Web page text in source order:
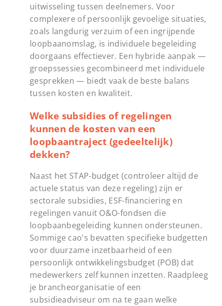
uitwisseling tussen deelnemers. Voor
complexere of persoonlijk gevoelige situaties,
zoals langdurig verzuim of een ingrijpende
loopbaanomslag, is individuele begeleiding
doorgaans effectiever. Een hybride aanpak —
groepssessies gecombineerd met individuele
gesprekken — biedt vaak de beste balans
tussen kosten en kwaliteit.
Welke subsidies of regelingen
kunnen de kosten van een
loopbaantraject (gedeeltelijk)
dekken?
Naast het STAP-budget (controleer altijd de
actuele status van deze regeling) zijn er
sectorale subsidies, ESF-financiering en
regelingen vanuit O&O-fondsen die
loopbaanbegeleiding kunnen ondersteunen.
Sommige cao's bevatten specifieke budgetten
voor duurzame inzetbaarheid of een
persoonlijk ontwikkelingsbudget (POB) dat
medewerkers zelf kunnen inzetten. Raadpleeg
je brancheorganisatie of een
subsidieadviseur om na te gaan welke